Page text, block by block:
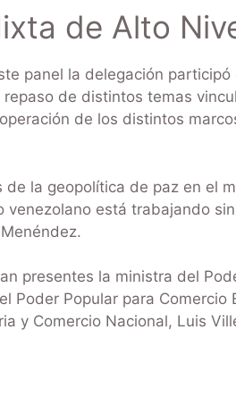
de Alto
panel la delegación participó
de distintos temas
de los distintos
la geopolítica de paz en el
venezolano está trabajando
presentes la ministra del
Poder Popular para Comercio
y Comercio Nacional, Luis